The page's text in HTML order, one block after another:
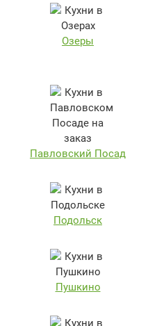
Озеры
Павловский Посад
Подольск
Пушкино